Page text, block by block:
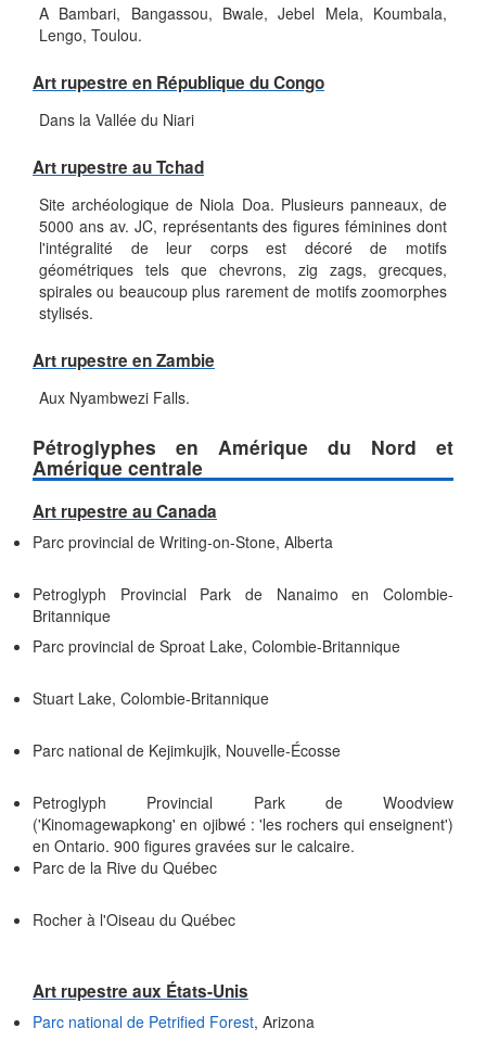
A Bambari, Bangassou, Bwale, Jebel Mela, Koumbala,
Lengo, Toulou.
Art rupestre en République du Congo
Dans la Vallée du Niari
Art rupestre au Tchad
Site archéologique de Niola Doa. Plusieurs panneaux, de
5000 ans av. JC, représentants des figures féminines dont
l'intégralité de leur corps est décoré de motifs
géométriques tels que chevrons, zig zags, grecques,
spirales ou beaucoup plus rarement de motifs zoomorphes
stylisés.
Art rupestre en Zambie
Aux Nyambwezi Falls.
Pétroglyphes en Amérique du Nord et
Amérique centrale
Art rupestre au Canada
Parc provincial de Writing-on-Stone, Alberta
Petroglyph Provincial Park de Nanaimo en Colombie-
Britannique
Parc provincial de Sproat Lake, Colombie-Britannique
Stuart Lake, Colombie-Britannique
Parc national de Kejimkujik, Nouvelle-Écosse
Petroglyph Provincial Park de Woodview
('Kinomagewapkong' en ojibwé : 'les rochers qui enseignent')
en Ontario. 900 figures gravées sur le calcaire.
Parc de la Rive du Québec
Rocher à l'Oiseau du Québec
Art rupestre aux États-Unis
Parc national de Petrified Forest, Arizona